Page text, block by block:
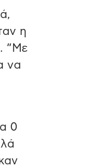
η
“Με
να
0